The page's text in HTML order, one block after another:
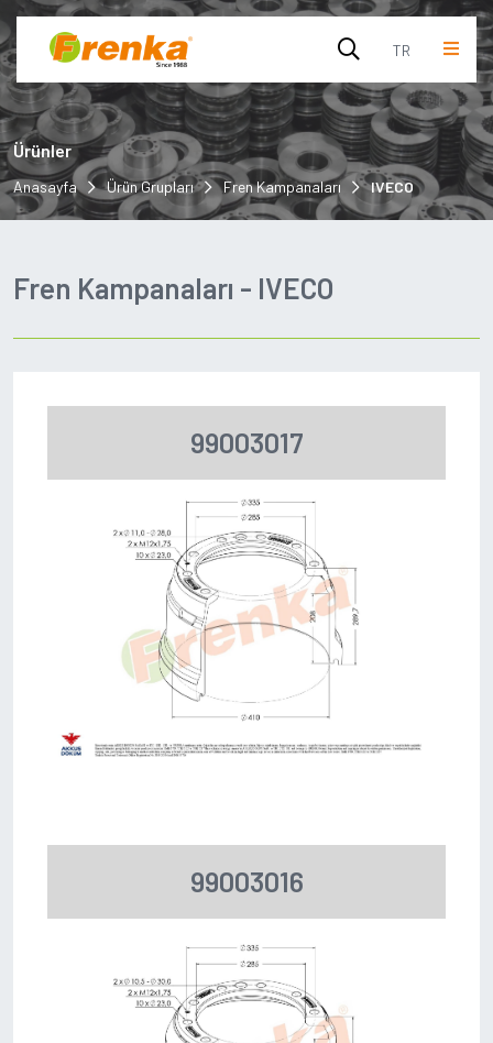
TR
English
Turkish
Ürünler
Anasayfa Ürün Grupları Fren Kampanaları IVECO
Fren Kampanaları - IVECO
99003017
99003016